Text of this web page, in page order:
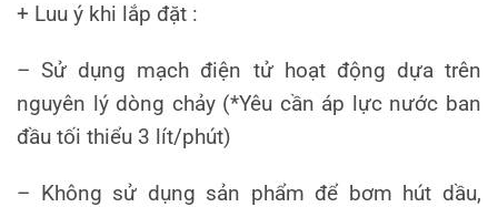
+ Luu ý khi lắp đặt :
– Sử dụng mạch điện tử hoạt động dựa trên
nguyên lý dòng chảy (*Yêu cần áp lực nước ban
đầu tối thiểu 3 lít/phút)
– Không sử dụng sản phẩm để bơm hút dầu,